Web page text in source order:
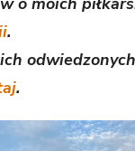
.
.